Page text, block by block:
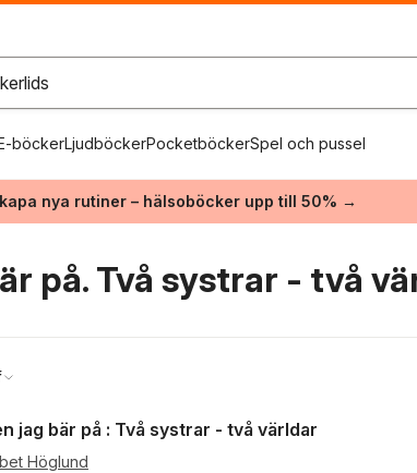
böckerLjudböckerPocketböckerSpel och pussel
nya rutiner – hälsoböcker upp till 50% →
på. Två systrar - två
jag bär på : Två systrar - två världar
Höglund